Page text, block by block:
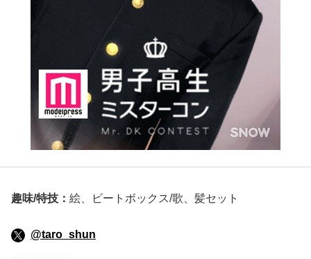
趣味/特技： 絵、ビートボックス/歌、髪セット
@taro_shun